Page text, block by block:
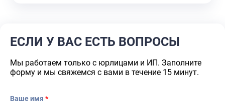
ЕСЛИ У ВАС ЕСТЬ ВОПРОСЫ
Мы работаем только с юрлицами и ИП. Заполните
форму и мы свяжемся с вами в течение 15 минут.
Ваше имя *